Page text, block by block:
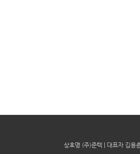
상호명 (주)준텍 | 대표자 김